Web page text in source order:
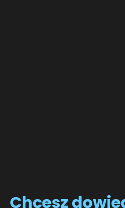
Chcesz